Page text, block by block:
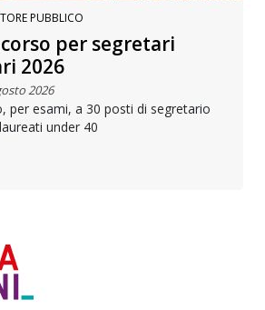
PUBBLICO
per segretari
2026
2026
per esami, a 30 posti di segretario
under 40